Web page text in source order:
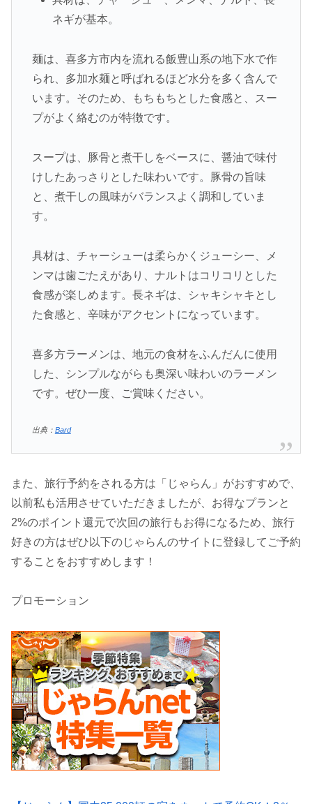
ネギが基本。
麺は、喜多方市内を流れる飯豊山系の地下水で作
られ、多加水麺と呼ばれるほど水分を多く含んで
います。そのため、もちもちとした食感と、スー
プがよく絡むのが特徴です。
スープは、豚骨と煮干しをベースに、醤油で味付
けしたあっさりとした味わいです。豚骨の旨味
と、煮干しの風味がバランスよく調和していま
す。
具材は、チャーシューは柔らかくジューシー、メ
ンマは歯ごたえがあり、ナルトはコリコリとした
食感が楽しめます。長ネギは、シャキシャキとし
た食感と、辛味がアクセントになっています。
喜多方ラーメンは、地元の食材をふんだんに使用
した、シンプルながらも奥深い味わいのラーメン
です。ぜひ一度、ご賞味ください。
出典： Bard
また、旅行予約をされる方は「じゃらん」がおすすめで、
以前私も活用させていただきましたが、お得なプランと
2%のポイント還元で次回の旅行もお得になるため、旅行
好きの方はぜひ以下のじゃらんのサイトに登録してご予約
することをおすすめします！
プロモーション